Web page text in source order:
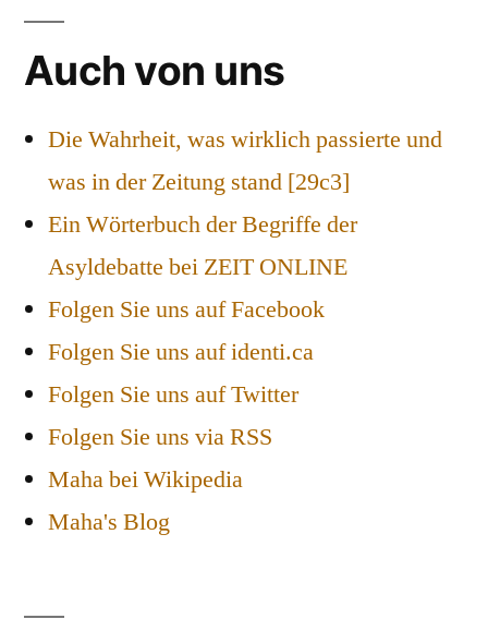
Auch von uns
Die Wahrheit, was wirklich passierte und
was in der Zeitung stand [29c3]
Ein Wörterbuch der Begriffe der
Asyldebatte bei ZEIT ONLINE
Folgen Sie uns auf Facebook
Folgen Sie uns auf identi.ca
Folgen Sie uns auf Twitter
Folgen Sie uns via RSS
Maha bei Wikipedia
Maha's Blog